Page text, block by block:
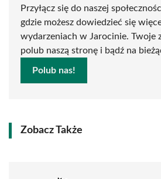
Przyłącz się do naszej
gdzie możesz dowiedzieć się
wydarzeniach w Jarocinie. Twoje
polub naszą stronę i bądź na
Polub nas!
Zobacz Także